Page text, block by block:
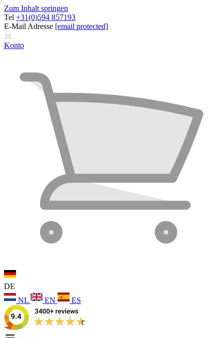
Zum Inhalt springen
Tel +31(0)594 857193
E-Mail Adresse [email protected]
Konto
DE
NL
EN ES